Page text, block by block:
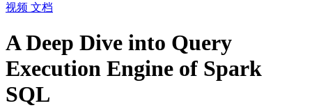
视频 文档
A Deep Dive into Query
Execution Engine of Spark
SQL